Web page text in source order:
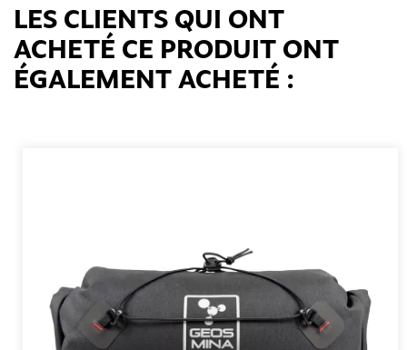
LES CLIENTS QUI ONT
ACHETÉ CE PRODUIT ONT
ÉGALEMENT ACHETÉ :